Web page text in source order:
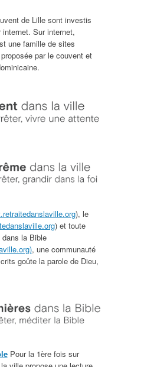
de Lille sont investis
Sur internet,
une famille de sites
par le couvent et
), le
) et toute
dans la Bible
, une communauté
goûte la parole de Dieu,
Pour la 1ère fois sur